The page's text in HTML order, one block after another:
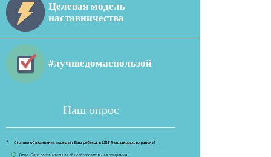
Целевая модель
наставничества
#лучшедомаспользой
Наш опрос